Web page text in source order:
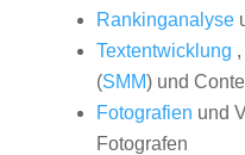
Rankinganalyse
Textentwicklung ,
(SMM) und
Fotografien und
Fotografen